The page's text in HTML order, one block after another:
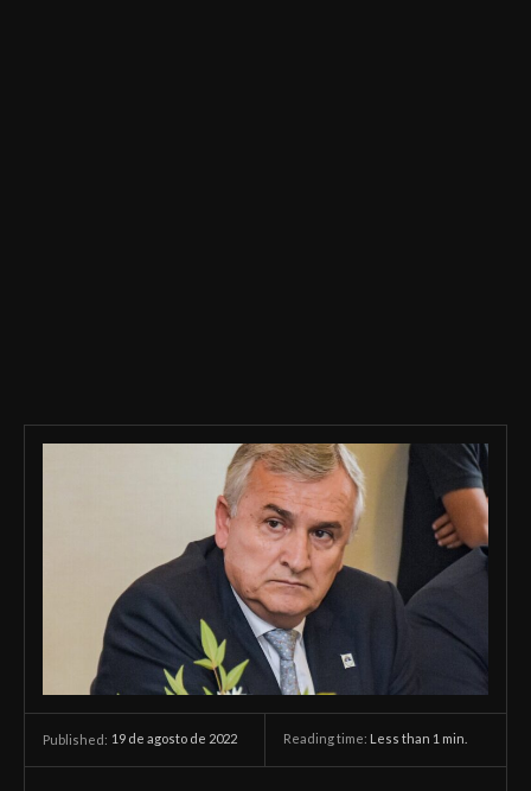
Published: 19 de agosto de 2022 Reading time: Less than 1 min.